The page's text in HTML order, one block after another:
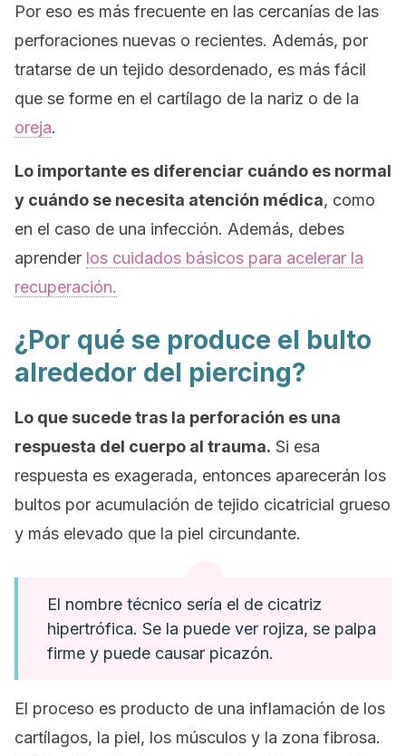
Por eso es más frecuente en las cercanías de las
perforaciones nuevas o recientes. Además, por
tratarse de un tejido desordenado, es más fácil
que se forme en el cartílago de la nariz o de la
oreja.
Lo importante es diferenciar cuándo es normal
y cuándo se necesita atención médica, como
en el caso de una infección. Además, debes
aprender los cuidados básicos para acelerar la
recuperación.
¿Por qué se produce el bulto
alrededor del piercing?
Lo que sucede tras la perforación es una
respuesta del cuerpo al trauma. Si esa
respuesta es exagerada, entonces aparecerán los
bultos por acumulación de tejido cicatricial grueso
y más elevado que la piel circundante.
El nombre técnico sería el de cicatriz
hipertrófica. Se la puede ver rojiza, se palpa
firme y puede causar picazón.
El proceso es producto de una inflamación de los
cartílagos, la piel, los músculos y la zona fibrosa.